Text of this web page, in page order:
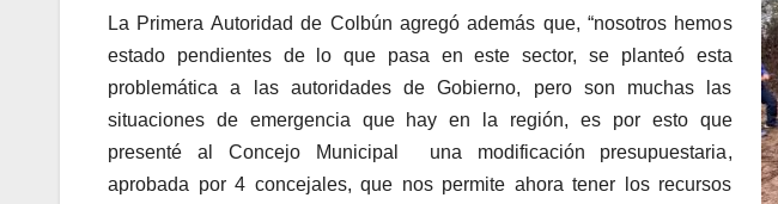
La Primera Autoridad de Colbún agregó además que, “nosotros hemos
estado pendientes de lo que pasa en este sector, se planteó esta
problemática a las autoridades de Gobierno, pero son muchas las
situaciones de emergencia que hay en la región, es por esto que
presenté al Concejo Municipal una modificación presupuestaria,
aprobada por 4 concejales, que nos permite ahora tener los recursos